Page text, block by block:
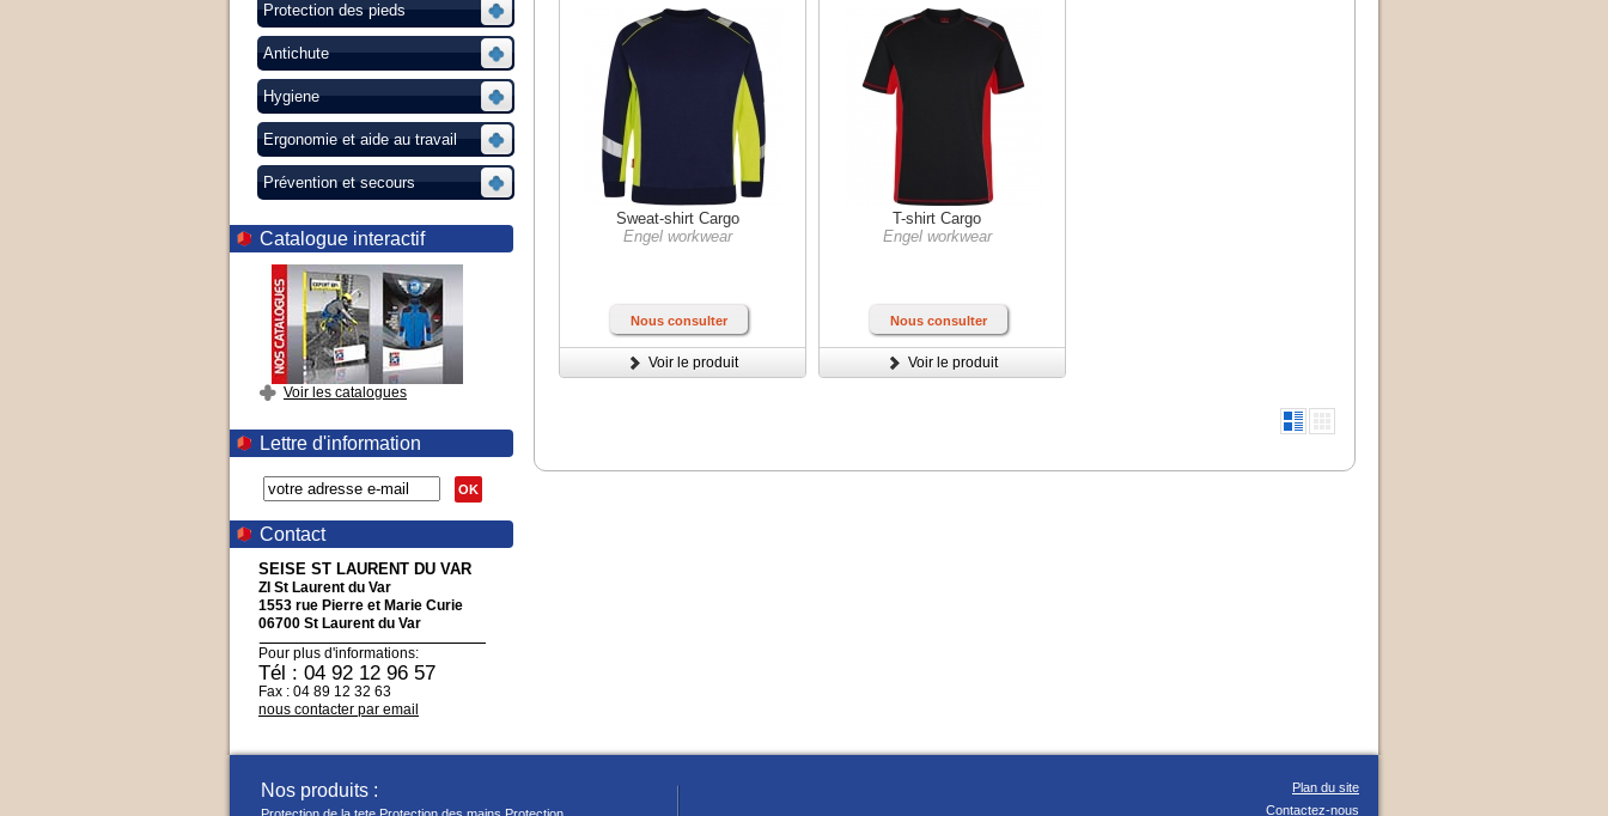
Protection des pieds
Antichute
Hygiene
Ergonomie et aide au travail
Prévention et secours
Catalogue interactif
Voir les catalogues
Lettre d'information
OK
Contact
SEISE ST LAURENT DU VAR
ZI St Laurent du Var
1553 rue Pierre et Marie Curie
06700 St Laurent du Var
Pour plus d'informations:
Tél : 04 92 12 96 57
Fax : 04 89 12 32 63
nous contacter par email
Sweat-shirt Cargo
Engel workwear
Nous consulter
Voir le produit
T-shirt Cargo
Engel workwear
Nous consulter
Voir le produit
Plan du site
Contactez-nous
Nos produits :